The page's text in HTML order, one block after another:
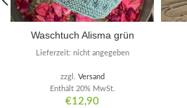
Waschtuch Alisma grün
€12,90
Enthält 20% MwSt.
zzgl. Versand
Lieferzeit: nicht angegeben